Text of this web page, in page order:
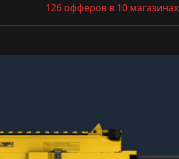
126 офферов в 10 магазинах